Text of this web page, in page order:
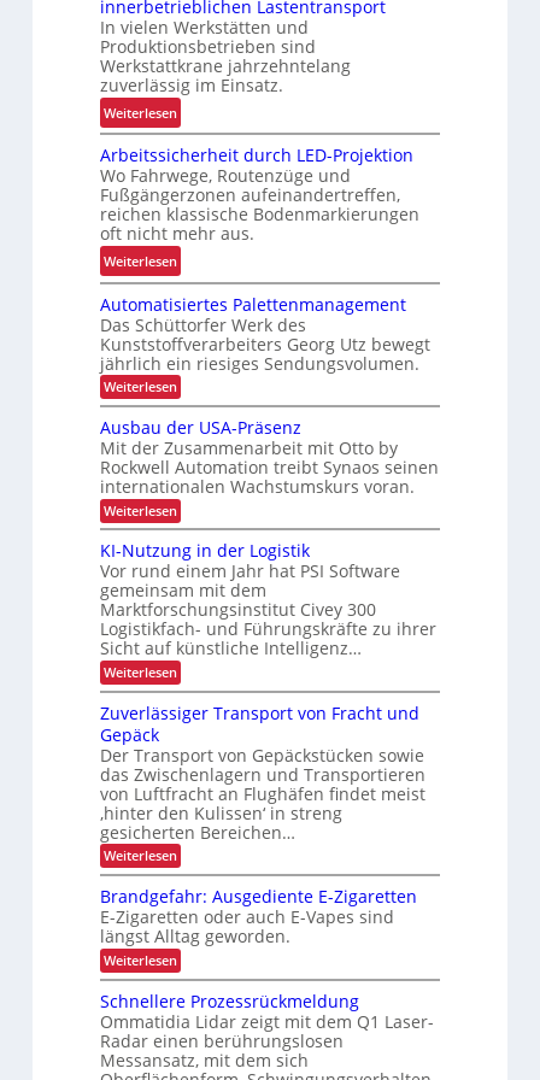
d
e
n
w
a
g
e
z
u
r
K
b
u
s
t
e
L
ö
s
u
n
g
f
ü
r
R
e
c
y
c
l
i
n
g
h
ö
f
e
innerbetrieblichen Lastentransport
In vielen Werkstätten und
Produktionsbetrieben sind
Werkstattkrane jahrzehntelang
zuverlässig im Einsatz.
Weiterlesen:
M
e
h
r
E
r
g
o
n
o
m
i
e
u
n
d
P
r
ä
z
i
s
i
o
n
i
m
i
n
n
e
r
b
e
t
r
i
e
b
l
i
c
Arbeitssicherheit durch LED-Projektion
Wo Fahrwege, Routenzüge und
Fußgängerzonen aufeinandertreffen,
reichen klassische Bodenmarkierungen
oft nicht mehr aus.
Weiterlesen:
A
r
b
e
i
t
s
i
c
h
e
r
h
e
i
t
d
u
r
h
L
E
D
-
P
r
o
j
e
t
i
o
Automatisiertes Palettenmanagement
Das Schüttorfer Werk des
Kunststoffverarbeiters Georg Utz bewegt
jährlich ein riesiges Sendungsvolumen.
Weiterlesen:
A
t
o
m
a
t
i
i
e
r
t
e
s
P
a
l
e
t
e
n
m
a
n
a
g
e
m
e
n
t
Ausbau der USA-Präsenz
Mit der Zusammenarbeit mit Otto by
Rockwell Automation treibt Synaos seinen
internationalen Wachstumskurs voran.
Weiterlesen:
A
s
b
a
u
d
e
r
U
S
A
r
ä
s
e
n
z
KI-Nutzung in der Logistik
Vor rund einem Jahr hat PSI Software
gemeinsam mit dem
Marktforschungsinstitut Civey 300
Logistikfach- und Führungskräfte zu ihrer
Sicht auf künstliche Intelligenz…
Weiterlesen:
K
I
-
u
t
z
u
n
g
i
n
d
e
r
L
o
g
s
t
i
k
Zuverlässiger Transport von Fracht und
Gepäck
Der Transport von Gepäckstücken sowie
das Zwischenlagern und Transportieren
von Luftfracht an Flughäfen findet meist
‚hinter den Kulissen‘ in streng
gesicherten Bereichen…
Weiterlesen:
Z
v
e
r
l
ä
s
i
g
e
r
Brandgefahr: Ausgediente E-Zigaretten
E-Zigaretten oder auch E-Vapes sind
längst Alltag geworden.
Weiterlesen:
B
a
n
d
g
Schnellere Prozessrückmeldung
Ommatidia Lidar zeigt mit dem Q1 Laser-
Radar einen berührungslosen
Messansatz, mit dem sich